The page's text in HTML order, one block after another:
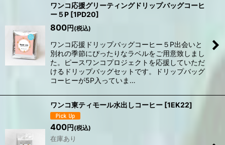
ワンコ応援グリーティングドリップバッグコーヒ
ー５P [1PD20]
800円(税込)
ワンコ応援ドリップバッグコーヒー５P出会いと
別れの季節にぴったりなラベルをご用意致しまし
た。ピースワンコプロジェクトを応援していただ
けるドリップバッグセットです。ドリップバッグ
コーヒーが5P入っていま…
ワンコ東ティモール水出しコーヒー [1EK22]
400円 (税込)
在庫あり